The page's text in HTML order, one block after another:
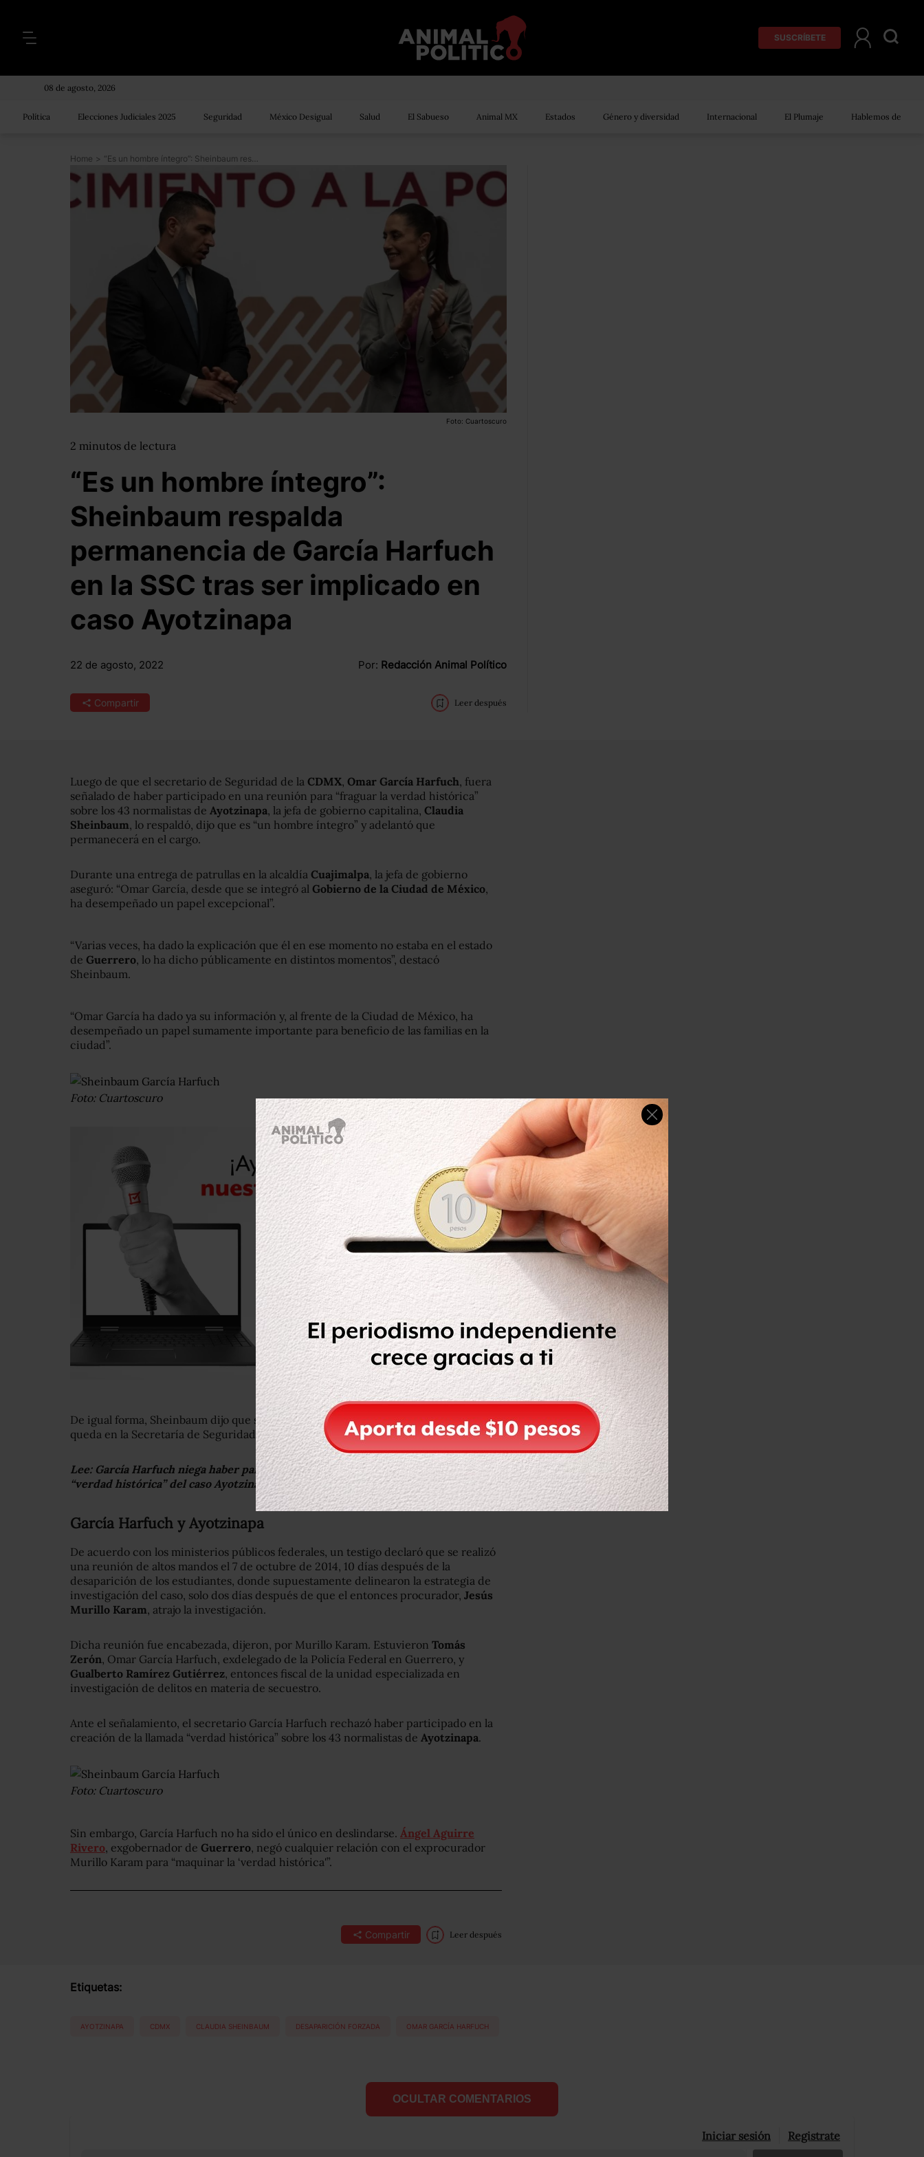
SUSCRÍBETE
08 de agosto, 2026
Política Elecciones Judiciales 2025 Seguridad México Desigual Salud El Sabueso Animal MX Estados Género y diversidad Internacional El Plumaje Hablemos de
Home > “Es un hombre íntegro”: Sheinbaum respalda permanencia de García Harfuch en la SSC tras ser implicado en caso Ayotzinapa
Foto: Cuartoscuro
2 minutos de lectura
“Es un hombre íntegro”:
Sheinbaum respalda
permanencia de García Harfuch
en la SSC tras ser implicado en
caso Ayotzinapa
22 de agosto, 2022 Por: Redacción Animal Político
Compartir Leer después
Luego de que el secretario de Seguridad de la CDMX, Omar García Harfuch, fuera
señalado de haber participado en una reunión para “fraguar la verdad histórica”
sobre los 43 normalistas de Ayotzinapa, la jefa de gobierno capitalina, Claudia
Sheinbaum, lo respaldó, dijo que es “un hombre íntegro” y adelantó que
permanecerá en el cargo.
Durante una entrega de patrullas en la alcaldía Cuajimalpa, la jefa de gobierno
aseguró: “Omar García, desde que se integró al Gobierno de la Ciudad de México,
ha desempeñado un papel excepcional”.
“Varias veces, ha dado la explicación que él en ese momento no estaba en el estado
de Guerrero, lo ha dicho públicamente en distintos momentos”, destacó
Sheinbaum.
“Omar García ha dado ya su información y, al frente de la Ciudad de México, ha
desempeñado un papel sumamente importante para beneficio de las familias en la
ciudad”.
Foto: Cuartoscuro
De igual forma, Sheinbaum dijo que se puede dar por sentado que García Harfuch se
queda en la Secretaría de Seguridad Ciudadana (SSC ).
Lee: García Harfuch niega haber participado en reunión donde se acordó la
“verdad histórica” del caso Ayotzinapa
García Harfuch y Ayotzinapa
De acuerdo con los ministerios públicos federales, un testigo declaró que se realizó
una reunión de altos mandos el 7 de octubre de 2014, 10 días después de la
desaparición de los estudiantes, donde supuestamente delinearon la estrategia de
investigación del caso, solo dos días después de que el entonces procurador, Jesús
Murillo Karam, atrajo la investigación.
Dicha reunión fue encabezada, dijeron, por Murillo Karam. Estuvieron Tomás
Zerón, Omar García Harfuch, exdelegado de la Policía Federal en Guerrero, y
Gualberto Ramírez Gutiérrez, entonces fiscal de la unidad especializada en
investigación de delitos en materia de secuestro.
Ante el señalamiento, el secretario García Harfuch rechazó haber participado en la
creación de la llamada “verdad histórica” sobre los 43 normalistas de Ayotzinapa.
Foto: Cuartoscuro
Sin embargo, García Harfuch no ha sido el único en deslindarse. Ángel Aguirre
Rivero, exgobernador de Guerrero, negó cualquier relación con el exprocurador
Murillo Karam para “maquinar la ‘verdad histórica'”.
Compartir Leer después
Etiquetas:
AYOTZINAPA CDMX CLAUDIA SHEINBAUM DESAPARICIÓN FORZADA OMAR GARCÍA HARFUCH
OCULTAR COMENTARIOS
Iniciar sesión Registrate